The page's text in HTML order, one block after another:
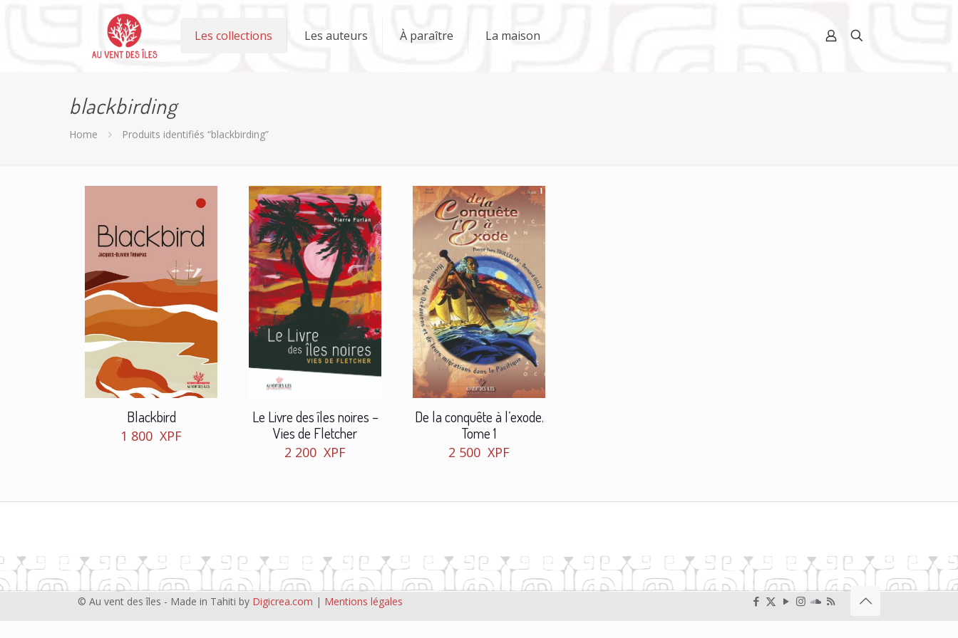
Les collections Les auteurs À paraître La maison
blackbirding
Home Produits identifiés “blackbirding”
Blackbird
1 800 XPF
Le Livre des îles noires –
Vies de Fletcher
2 200 XPF
De la conquête à l’exode.
Tome 1
2 500 XPF
© Au vent des îles - Made in Tahiti by Digicrea.com | Mentions légales